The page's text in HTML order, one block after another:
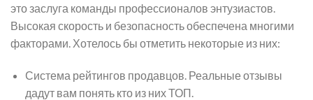
это заслуга команды профессионалов энтузиастов.
Высокая скорость и безопасность обеспечена многими
факторами. Хотелось бы отметить некоторые из них:
Система рейтингов продавцов. Реальные отзывы
дадут вам понять кто из них ТОП.